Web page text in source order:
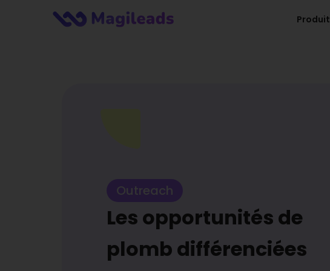
Produit
Outreach
Les opportunités de
plomb différenciées